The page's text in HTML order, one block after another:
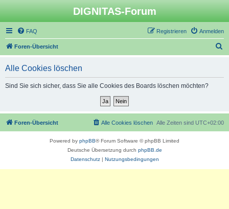
DIGNITAS-Forum
FAQ Anmelden
Registrieren
Foren-Übersicht
Alle Cookies löschen
Sind Sie sich sicher, dass Sie alle Cookies des Boards löschen möchten?
Foren-Übersicht Alle Zeiten sind UTC+02:00
Alle Cookies löschen
Powered by phpBB® Forum Software © phpBB Limited
Deutsche Übersetzung durch phpBB.de
Datenschutz| Nutzungsbedingungen